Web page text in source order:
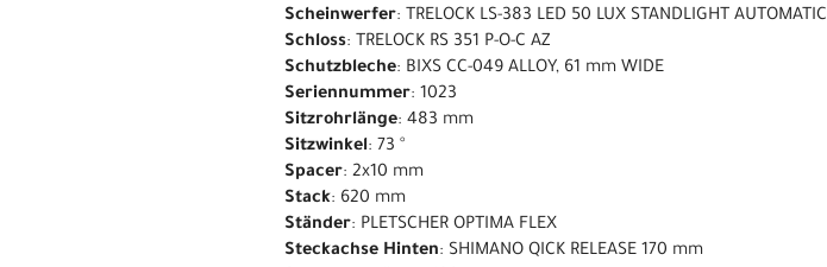
Scheinwerfer: TRELOCK LS-383 LED 50 LUX STANDLIGHT AUTOMATIC
Schloss: TRELOCK RS 351 P-O-C AZ
Schutzbleche: BIXS CC-049 ALLOY, 61 mm WIDE
Seriennummer: 1023
Sitzrohrlänge: 483 mm
Sitzwinkel: 73 °
Spacer: 2x10 mm
Stack: 620 mm
Ständer: PLETSCHER OPTIMA FLEX
Steckachse Hinten: SHIMANO QICK RELEASE 170 mm